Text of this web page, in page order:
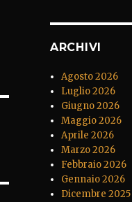
ARCHIVI
Agosto 2026
Luglio 2026
Giugno 2026
Maggio 2026
Aprile 2026
Marzo 2026
Febbraio 2026
Gennaio 2026
Dicembre 2025